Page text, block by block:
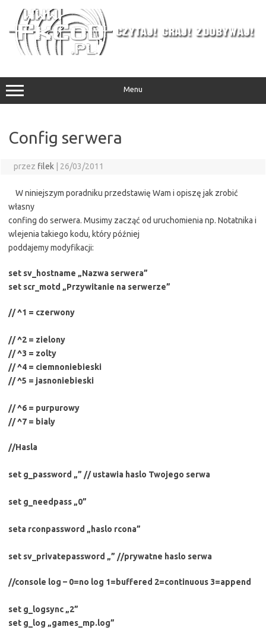
treści
Menu
Config serwera
przez filek 26/03/2011
W niniejszym poradniku przedstawię Wam i opiszę jak zrobić
własny
confing do serwera. Musimy zacząć od uruchomienia np. Notatnika i
wlejenia takiego kodu, który później
poddajemy modyfikacji:
set sv_hostname „Nazwa serwera”
set scr_motd „Przywitanie na serwerze”
// ^1 = czerwony
// ^2 = zielony
// ^3 = zolty
// ^4 = ciemnoniebieski
// ^5 = jasnoniebieski
// ^6 = purpurowy
// ^7 = bialy
//Hasla
set g_password „” // ustawia haslo Twojego serwa
set g_needpass „0”
seta rconpassword „haslo rcona”
set sv_privatepassword „” //prywatne haslo serwa
//console log – 0=no log 1=buffered 2=continuous 3=append
set g_logsync „2”
set g_log „games_mp.log”